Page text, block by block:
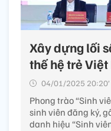
Xây dựng lối
thế hệ trẻ
04/01/2025 20:20’
Phong trào “Sinh
sinh viên đăng ký,
danh hiệu “Sinh